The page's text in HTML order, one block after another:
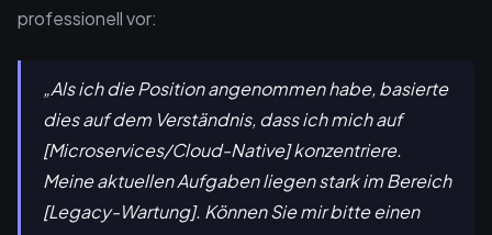
professionell vor:
„Als ich die Position angenommen habe, basierte
dies auf dem Verständnis, dass ich mich auf
[Microservices/Cloud-Native] konzentriere.
Meine aktuellen Aufgaben liegen stark im Bereich
[Legacy-Wartung]. Können Sie mir bitte einen